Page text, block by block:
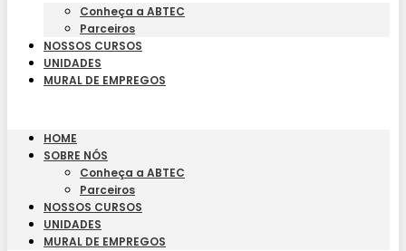
Conheça a ABTEC
Parceiros
NOSSOS CURSOS
UNIDADES
MURAL DE EMPREGOS
HOME
SOBRE NÓS
Conheça a ABTEC
Parceiros
NOSSOS CURSOS
UNIDADES
MURAL DE EMPREGOS